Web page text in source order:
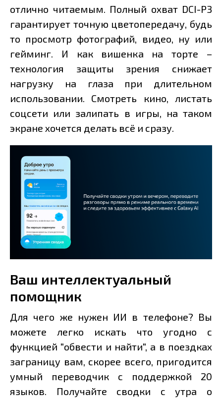
отлично читаемым. Полный охват DCI-P3
гарантирует точную цветопередачу, будь
то просмотр фотографий, видео, ну или
гейминг. И как вишенка на торте –
технология защиты зрения снижает
нагрузку на глаза при длительном
использовании. Смотреть кино, листать
соцсети или залипать в игры, на таком
экране хочется делать всё и сразу.
Ваш интеллектуальный
помощник
Для чего же нужен ИИ в телефоне? Вы
можете легко искать что угодно с
функцией "обвести и найти", а в поездках
заграницу вам, скорее всего, пригодится
умный переводчик с поддержкой 20
языков. Получайте сводки с утра о